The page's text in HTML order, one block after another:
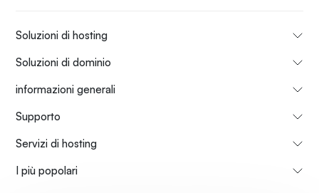
Soluzioni di hosting
Soluzioni di dominio
informazioni generali
Supporto
Servizi di hosting
I più popolari